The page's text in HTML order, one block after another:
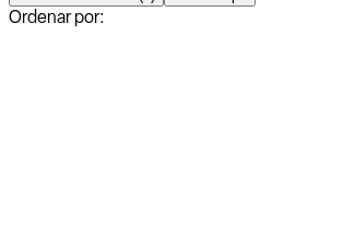
Ordenar por: